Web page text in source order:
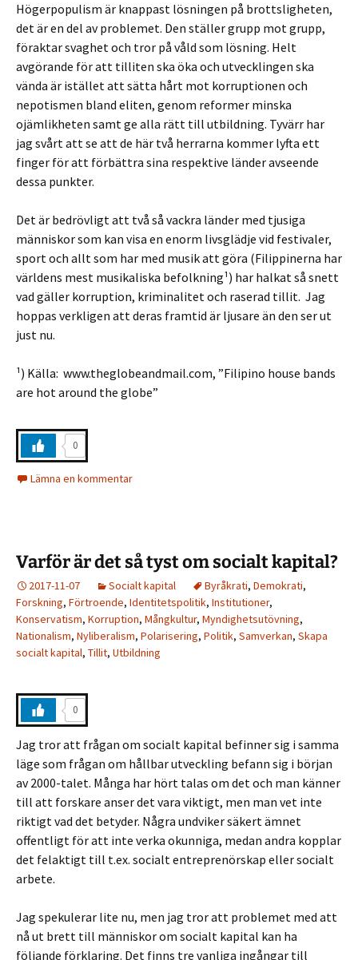
Högerpopulism är knappast lösningen på brottsligheten,
det är en del av problemet. Den ställer grupp mot grupp,
föraktar svaghet och tror på våld som lösning. Helt
avgörande för att tilliten ska öka och utvecklingen ska
vända är istället att sätta hårt mot korruptionen och
nepotismen bland eliten, genom reformer minska
ojämlikheten samt ge alla rätt till utbildning. Tyvärr har
jag svårt att se att de här två herrarna kommer lyfta ett
finger för att förbättra sina respektive länder avseende
dessa punkter.
Det är bedrövligt att två så vackra länder med tjusiga
människor som kan visa en enorm livsglädje vid festivaler,
sport och allt som har med musik att göra (Filippinerna har
världens mest musikaliska befolkning¹) har halkat så snett
vad gäller korruption, kriminalitet och raserad tillit. Jag
hoppas verkligen att deras framtid är ljusare än den ser ut
just nu.
¹) Källa: www.theglobeandmail.com, ”Filipino house bands
are hot around the globe”
0
Lämna en kommentar
Varför är det så tyst om socialt kapital?
2017-11-07 Socialt kapital Byråkrati, Demokrati,
Forskning, Förtroende, Identitetspolitik, Institutioner,
Konservatism, Korruption, Mångkultur, Myndighetsutövning,
Nationalism, Nyliberalism, Polarisering, Politik, Samverkan, Skapa
socialt kapital, Tillit, Utbildning
0
Jag tror att frågan om socialt kapital befinner sig i samma
läge som frågan om hållbar utveckling befann sig i början
av 2000-talet. Många har hört talas om det och man känner
till att forskare anser det vara viktigt, men man vet inte
riktigt vad det betyder. Några undviker säkert ämnet
offentligt för att inte verka okunniga, medan andra kopplar
det felaktigt till t.ex. socialt entreprenörskap eller socialt
arbete.
Jag spekulerar lite nu, men jag tror att problemet med att
nå ut brett till människor om socialt kapital kan ha
följande förklaring. Det finns tre vanliga ingångar till